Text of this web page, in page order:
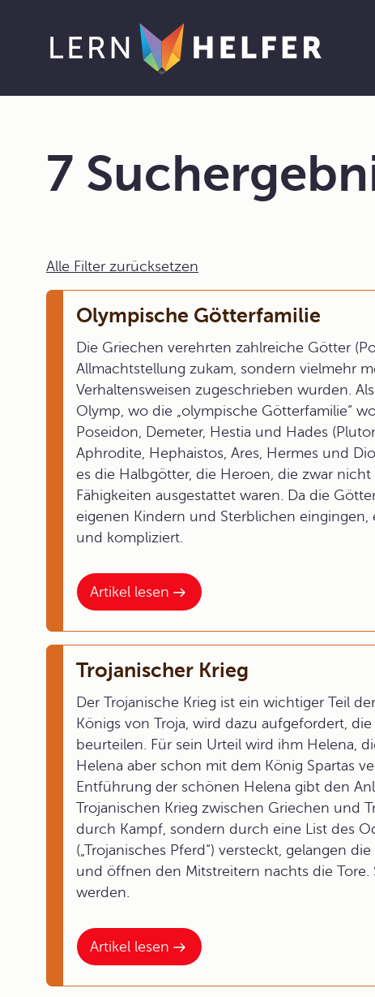
7
Alle Filter zurücksetzen
Artikel lesen
Olympische Götterfamilie
Die Griechen verehrten zahlreiche Götter
Allmachtstellung zukam, sondern vielmehr
Verhaltensweisen zugeschrieben wurden.
Olymp, wo die „olympische Götterfamilie“
Poseidon, Demeter, Hestia und Hades
Aphrodite, Hephaistos, Ares, Hermes und
es die Halbgötter, die Heroen, die zwar
Fähigkeiten ausgestattet waren. Da die
eigenen Kindern und Sterblichen
und kompliziert.
Artikel lesen
Trojanischer Krieg
Der Trojanische Krieg ist ein wichtiger Teil
Königs von Troja, wird dazu aufgefordert,
beurteilen. Für sein Urteil wird ihm Helena,
Helena aber schon mit dem König Spartas
Entführung der schönen Helena gibt den
Trojanischen Krieg zwischen Griechen und
durch Kampf, sondern durch eine List des
(„Trojanisches Pferd“) versteckt, gelangen
und öffnen den Mitstreitern nachts die
werden.